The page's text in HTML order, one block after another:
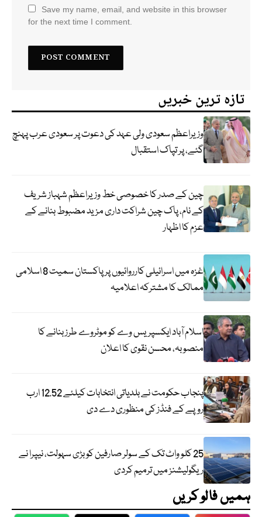
Save my name, email, and website in this browser
for the next time I comment.
تازہ ترین خبریں
وزیراعظم سعودی ولی عہد کی دعوت پر سعودی عرب پہنچ
گئے، پر تپاک استقبال
چین کے صدر کا خصوصی خط وزیراعظم شہباز شریف
کے نام، پاک چین شراکت داری مزید مضبوط بنانے کے
عزم کا اظہار
غزہ میں اسرائیلی کارروائیوں پر پاکستان سمیت 8 اسلامی
ممالک کا مشترکہ اعلامیہ
اسلام آباد ایکسپریس وے کو موٹروے طرز بنانے کا
منصوبہ، محسن نقوی کا اعلان
پنجاب حکومت نے بلدیاتی انتخابات کیلئے 12.52 ارب
روپے کے فنڈز کی منظوری دے دی
25 کلو واٹ تک کے سولر صارفین کو بڑی سہولت، نیپرا نے
ریگولیشنز میں ترمیم کردی
ہمیں فالو کریں